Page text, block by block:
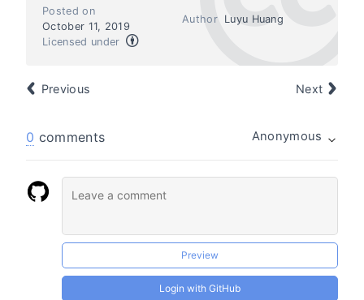
Author Luyu Huang
Posted on
October 11, 2019
Licensed under
Previous Next
0 comments Anonymous
Preview
Login with GitHub